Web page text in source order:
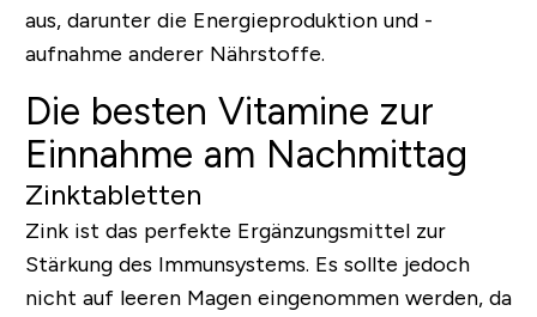
aus, darunter die Energieproduktion und -
aufnahme anderer Nährstoffe.
Die besten Vitamine zur
Einnahme am Nachmittag
Zinktabletten
Zink ist das perfekte Ergänzungsmittel zur
Stärkung des Immunsystems. Es sollte jedoch
nicht auf leeren Magen eingenommen werden, da